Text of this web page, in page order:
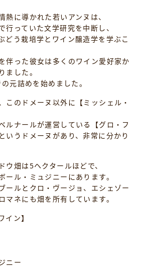
熱に導かれた若いアンヌは、
行っていた文学研究を中断し、
どう栽培学とワイン醸造学を学ぶこ
伴った彼女は多くのワイン愛好家か
ました。
元詰めを始めました。
このドメーヌ以外に【ミッシェル・
ルナールが運営している【グロ・フ
いうドメーヌがあり、非常に分かり
ウ畑は5ヘクタールほどで、
ール・ミュジニーにあります。
ールとクロ・ヴージョ、エシェゾー
マネにも畑を所有しています。
イン】
ニー